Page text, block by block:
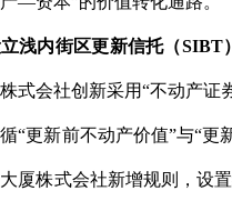
浅内街区更新信托（SIBT
式会社创新采用“不动产证
“更新前不动产价值”与“
厦株式会社新增规则，设